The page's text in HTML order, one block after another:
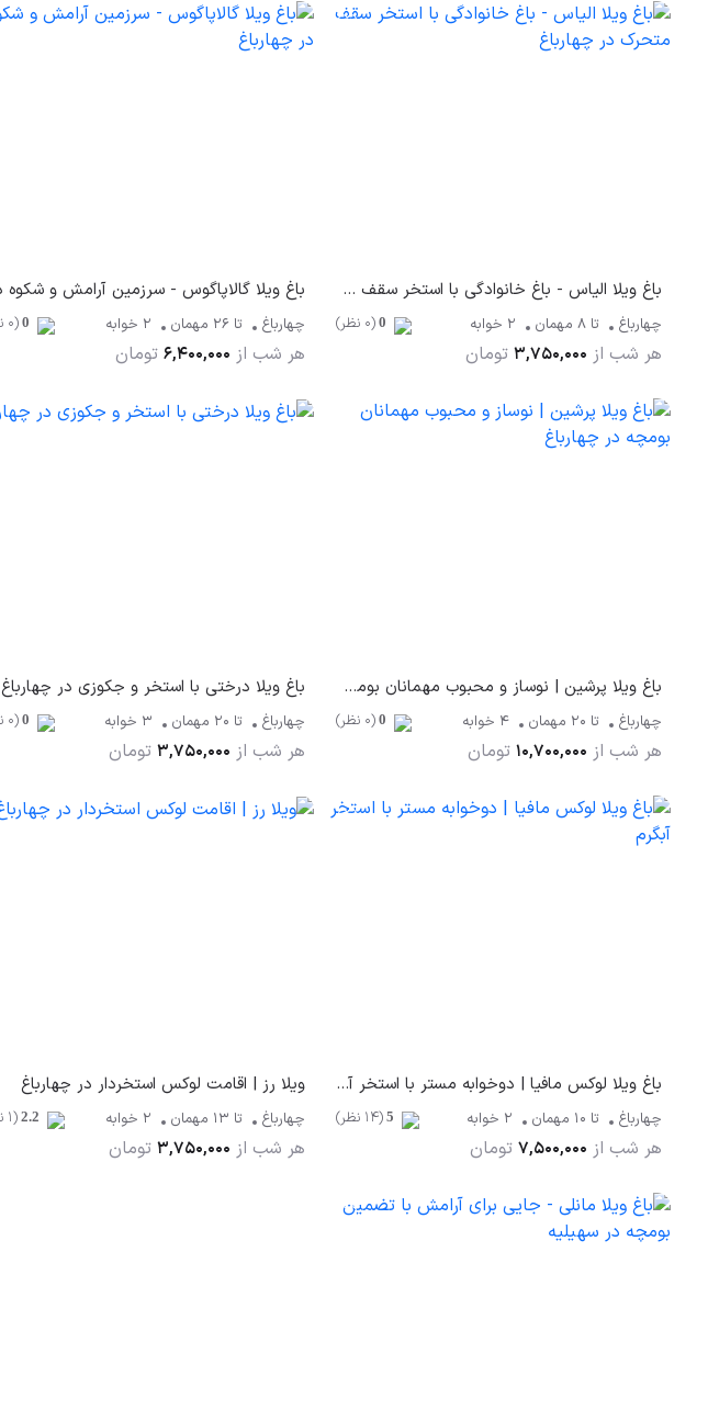
باغ ویلا الیاس - باغ خانوادگی با استخر سقف متحرک در چهارباغ
چهارباغ تا 8 مهمان 2 خوابه (0 نظر)
هر شب از 3,750,000 تومان
چهارباغ تا 26 مهمان 2 خوابه (0 نظر)
هر شب از 6,400,000 تومان
باغ ویلا پرشین | نوساز و محبوب مهمانان بومچه در چهارباغ
چهارباغ تا 20 مهمان 4 خوابه (0 نظر)
هر شب از 10,700,000 تومان
باغ ویلا درختی با استخر و جکوزی در چهارباغ
چهارباغ تا 20 مهمان 3 خوابه (0 نظر)
هر شب از 3,750,000 تومان
باغ ویلا لوکس مافیا | دوخوابه مستر با استخر آبگرم
چهارباغ تا 10 مهمان 2 خوابه (14 نظر)
هر شب از 7,500,000 تومان
ویلا رز | اقامت لوکس استخردار در چهارباغ
چهارباغ تا 13 مهمان 2 خوابه (1 نظر)
هر شب از 3,750,000 تومان